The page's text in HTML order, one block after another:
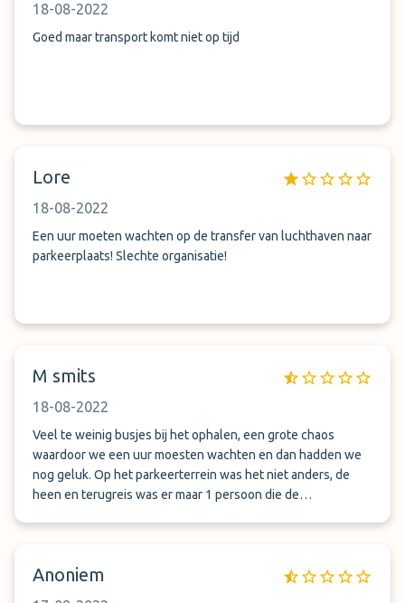
18-08-2022
Goed maar transport komt niet op tijd
Lore
18-08-2022
Een uur moeten wachten op de transfer van luchthaven naar
parkeerplaats! Slechte organisatie!
M smits
18-08-2022
Veel te weinig busjes bij het ophalen, een grote chaos
waardoor we een uur moesten wachten en dan hadden we
nog geluk. Op het parkeerterrein was het niet anders, de
heen en terugreis was er maar 1 persoon die de
Anoniem